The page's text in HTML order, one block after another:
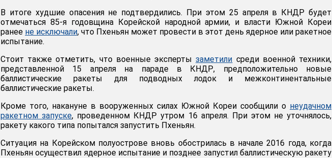
В итоге худшие опасения не подтвердились. При этом 25 апреля в КНДР будет
отмечаться 85-я годовщина Корейской народной армии, и власти Южной Кореи
ранее не исключали, что Пхеньян может провести в этот день ядерное или ракетное
испытание.
Стоит также отметить, что военные экспертызаметили среди военной техники,
представленной 15 апреля на параде в КНДР, предположительно новые
баллистические ракеты для подводных лодок и межконтинентальные
баллистические ракеты.
Кроме того, накануне в вооруженных силах Южной Кореи сообщили о неудачном
ракетном запуске, проведенном КНДР утром 16 апреля. При этом не уточнялось,
ракету какого типа попытался запустить Пхеньян.
Ситуация на Корейском полуострове вновь обострилась в начале 2016 года, когда
Пхеньян осуществил ядерное испытание и позднее запустил баллистическую ракету